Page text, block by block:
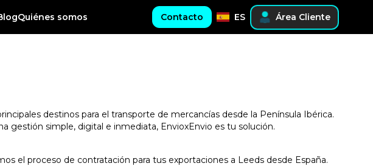
Quiénes somos Contacto ES Área Cliente
destinos para el transporte de mercancías desde la Península Ibérica.
gestión simple, digital e inmediata, EnvioxEnvio es tu solución.
el proceso de contratación para tus exportaciones a Leeds desde España.